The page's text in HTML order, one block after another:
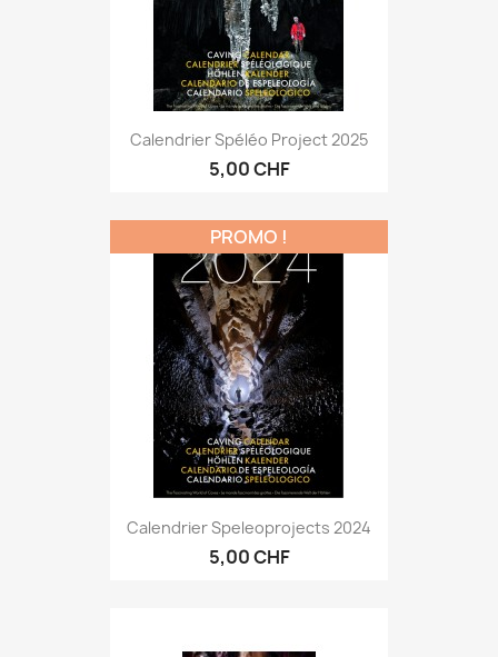
Calendrier Spéléo Project 2025
5,00 CHF
Calendrier Speleoprojects 2024
5,00 CHF
PROMO !